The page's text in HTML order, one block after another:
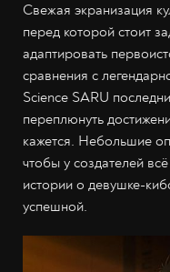
Свежая экранизация
перед которой стоит
адаптировать
сравнения с
Science SARU
переплюнуть
кажется. Небольшие
чтобы у создателей
истории о девушке-
успешной.